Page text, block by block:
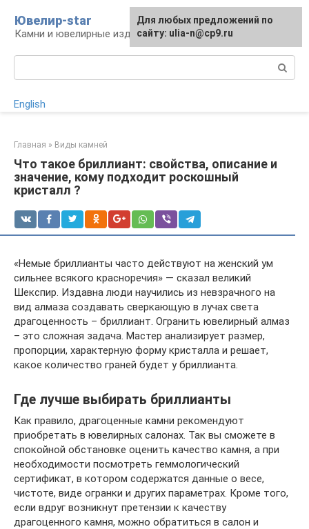
контенту
Ювелир-star
Камни и ювелирные изделия
English
Главная » Виды камней
Что такое бриллиант: свойства, описание и
значение, кому подходит роскошный
кристалл ?
«Немые бриллианты часто действуют на женский ум
сильнее всякого красноречия» — сказал великий
Шекспир. Издавна люди научились из невзрачного на
вид алмаза создавать сверкающую в лучах света
драгоценность – бриллиант. Огранить ювелирный алмаз
– это сложная задача. Мастер анализирует размер,
пропорции, характерную форму кристалла и решает,
какое количество граней будет у бриллианта.
Где лучше выбирать бриллианты
Как правило, драгоценные камни рекомендуют
приобретать в ювелирных салонах. Так вы сможете в
спокойной обстановке оценить качество камня, а при
необходимости посмотреть геммологический
сертификат, в котором содержатся данные о весе,
чистоте, виде огранки и других параметрах. Кроме того,
если вдруг возникнут претензии к качеству
драгоценного камня, можно обратиться в салон и
Для любых предложений по
сайту: ulia-n@cp9.ru